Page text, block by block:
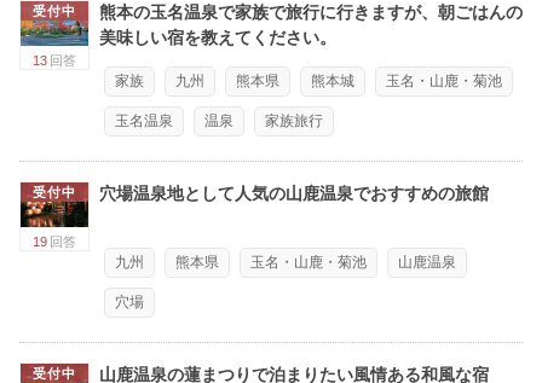
受付中
13 回答
熊本の玉名温泉で家族で旅行に行きますが、朝ごはんの
美味しい宿を教えてください。
家族 九州 熊本県 熊本城 玉名・山鹿・菊池
玉名温泉 温泉 家族旅行
受付中
19 回答
穴場温泉地として人気の山鹿温泉でおすすめの旅館
九州 熊本県 玉名・山鹿・菊池 山鹿温泉
穴場
受付中 山鹿温泉の蓮まつりで泊まりたい風情ある和風な宿